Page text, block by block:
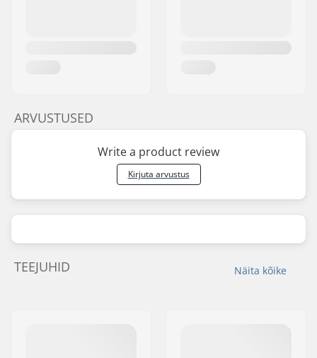
ARVUSTUSED
Write a product review
Kirjuta arvustus
Näita kõike
TEEJUHID